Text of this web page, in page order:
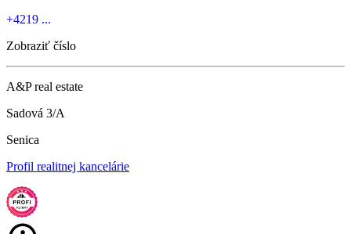
+4219 ...
Zobraziť číslo
A&P real estate
Sadová 3/A
Senica
Profil realitnej kancelárie